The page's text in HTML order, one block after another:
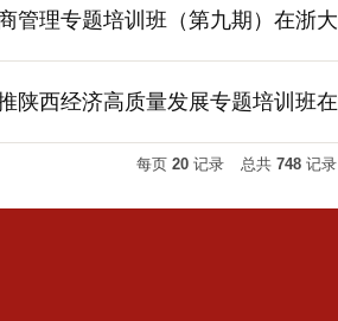
管理专题培训班（第九期）在浙
陕西经济高质量发展专题培训班
每页 20 记录 总共 748 记录